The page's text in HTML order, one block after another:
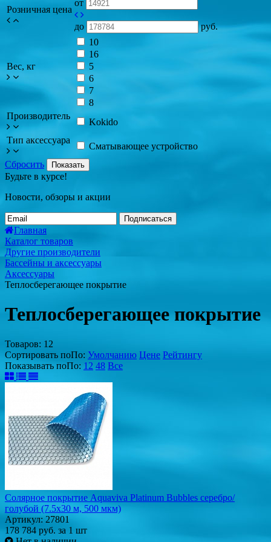
Розничная цена
от
до руб.
Вес, кг
10
16
5
6
7
8
Производитель
Kokido
Тип аксессуара
Сматывающее устройство
Сбросить
Показать
Будьте в курсе!
Новости, обзоры и акции
Подписаться
Главная
Каталог товаров
Другие производители
Бассейны и аксессуары
Аксессуары
Теплосберегающее покрытие
Теплосберегающее покрытие
Товаров: 12
Сортировать поПо: Умолчанию Цене Рейтингу
Показывать поПо: 12 48 Все
Солярное покрытие Aquaviva Platinum Bubbles серебро/
голубой (7.5х30 м, 500 мкм)
Артикул: 27801
178 784 руб. за 1 шт